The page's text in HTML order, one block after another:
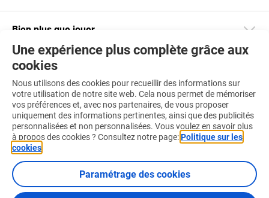
Une expérience plus complète grâce aux
cookies
Nous utilisons des cookies pour recueillir des informations sur
votre utilisation de notre site web. Cela nous permet de mémoriser
vos préférences et, avec nos partenaires, de vous proposer
uniquement des informations pertinentes, ainsi que des publicités
personnalisées et non personnalisées. Vous voulez en savoir plus
à propos des cookies ? Consultez notre page:Politique sur les
cookies
Paramétrage des cookies
Bien plus que jouer
Téléchargez notre app